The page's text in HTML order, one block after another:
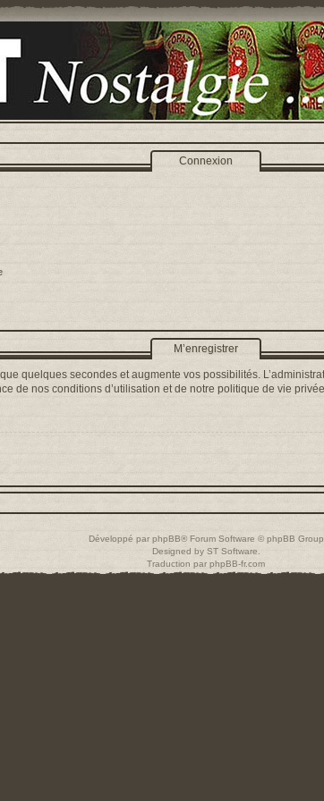
Connexion
M’enregistrer
quelques secondes et augmente vos possibilités.
de nos conditions d’utilisation et de notre politique de vie
Développé par phpBB® Forum Software © phpBB Group
Designed by ST Software
Traduction par phpBB-fr.com